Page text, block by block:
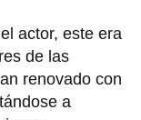
actor, este era
de las
renovado con
a